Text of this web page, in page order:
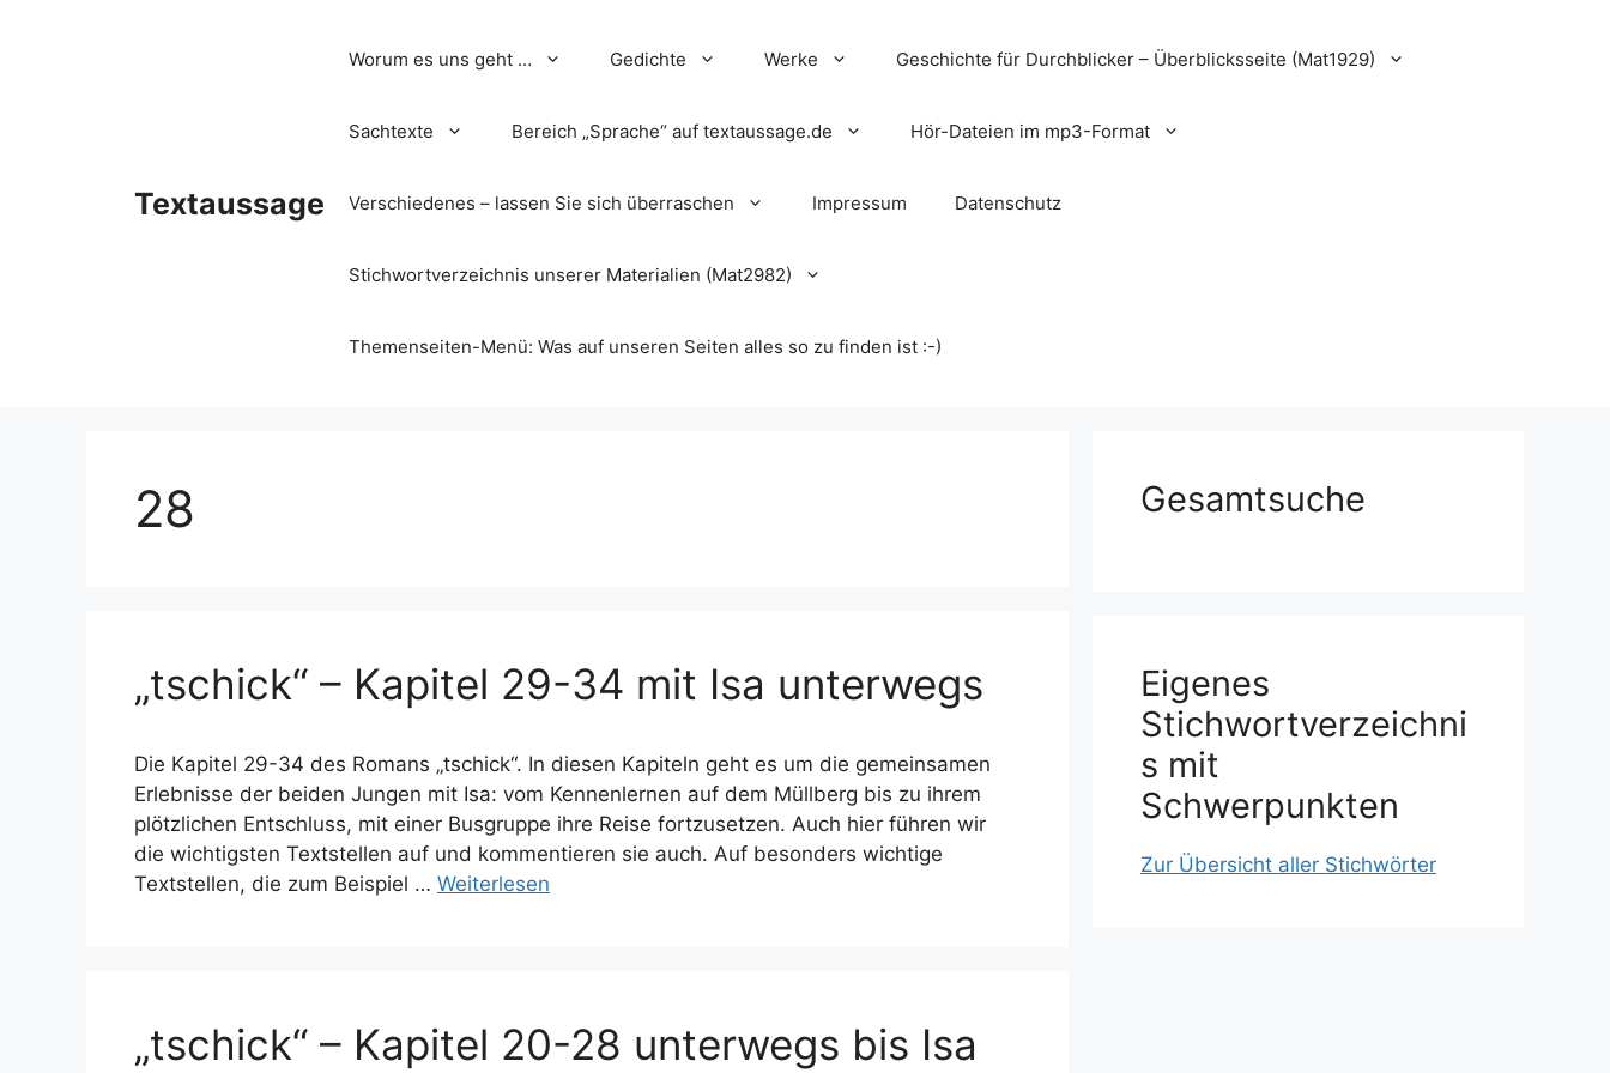
Textaussage
Worum es uns geht … Gedichte Werke Geschichte für Durchblicker – Überblicksseite (Mat1929)
Sachtexte Bereich „Sprache“ auf textaussage.de Hör-Dateien im mp3-Format
Verschiedenes – lassen Sie sich überraschen Impressum Datenschutz
Stichwortverzeichnis unserer Materialien (Mat2982)
Themenseiten-Menü: Was auf unseren Seiten alles so zu finden ist :-)
28
„tschick“ – Kapitel 29-34 mit Isa unterwegs
Die Kapitel 29-34 des Romans „tschick“. In diesen Kapiteln geht es um die gemeinsamen
Erlebnisse der beiden Jungen mit Isa: vom Kennenlernen auf dem Müllberg bis zu ihrem
plötzlichen Entschluss, mit einer Busgruppe ihre Reise fortzusetzen. Auch hier führen wir
die wichtigsten Textstellen auf und kommentieren sie auch. Auf besonders wichtige
Textstellen, die zum Beispiel … Weiterlesen
„tschick“ – Kapitel 20-28 unterwegs bis Isa
Gesamtsuche
Eigenes
Stichwortverzeichni
s mit
Schwerpunkten
Zur Übersicht aller Stichwörter